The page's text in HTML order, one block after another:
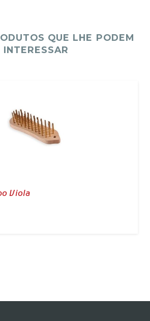
QUE LHE PODEM
INTERESSAR
Viola